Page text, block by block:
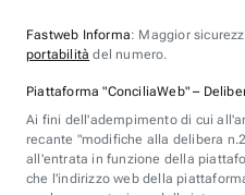
Fastweb Informa: Maggior
portabilità del numero.
Piattaforma "ConciliaWeb" –
Ai fini dell'adempimento di cui
recante "modifiche alla delibera
all'entrata in funzione della
che l'indirizzo web della